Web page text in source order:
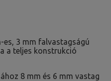
es, 3 mm falvastagságú
a teljes konstrukció
8 mm és 6 mm vastag